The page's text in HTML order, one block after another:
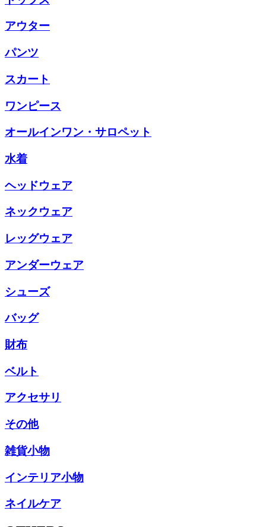
アウター
パンツ
スカート
ワンピース
オールインワン・サロペット
水着
ヘッドウェア
ネックウェア
レッグウェア
アンダーウェア
シューズ
バッグ
財布
ベルト
アクセサリ
その他
雑貨小物
インテリア小物
ネイルケア